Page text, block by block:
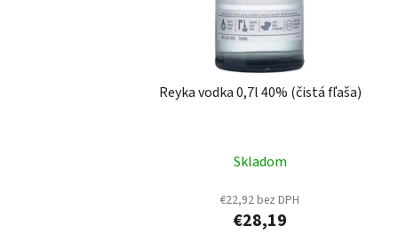
Reyka vodka 0,7l 40% (čistá fľaša)
Skladom
€22,92 bez DPH
€28,19